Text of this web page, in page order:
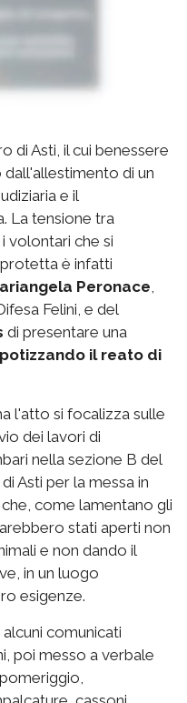
di Asti, il cui benessere
di un
e il
La tensione tra
volontari che si
è infatti
Peronace
Felini, e del
di presentare una
il reato di
l'atto si focalizza sulle
dei lavori di
nella sezione B del
Asti per la messa in
come lamentano gli
stati aperti non
e non dando il
in un luogo
esigenze.
comunicati
poi messo a verbale